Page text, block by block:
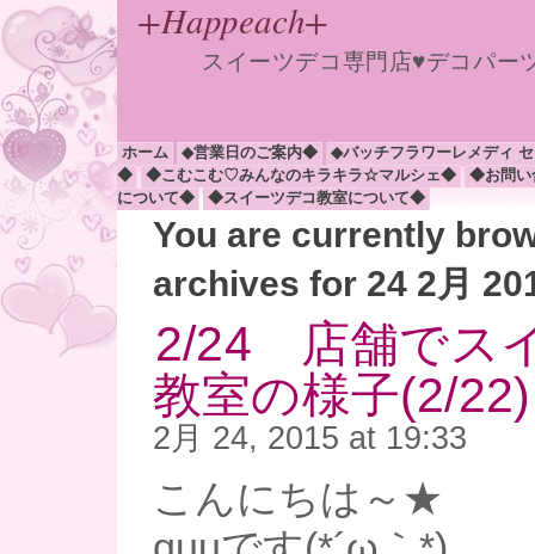
+Happeach+
スイーツデコ専門店♥デコパ
ホーム ◆営業日のご案内◆
◆バッチフラワーレメディ
◆
◆こむこむ♡みんなのキラキラ☆マルシェ◆
◆お問
について◆
◆スイーツデコ教室について◆
You are currently
archives for 24 2月
2/24 店舗でス
教室の様子(2/22)
2月 24, 2015 at 19:33
こんにちは～★